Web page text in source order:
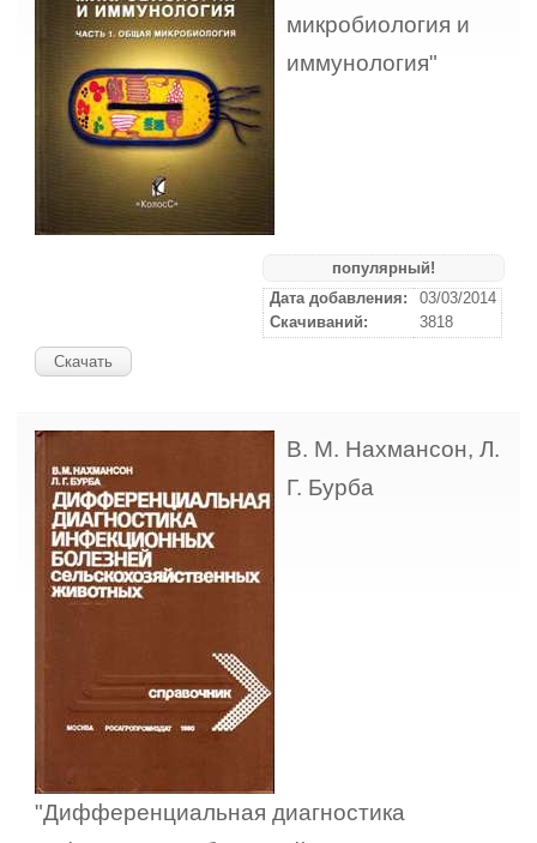
микробиология и
иммунология"
популярный!
Дата добавления:
03/03/2014
Скачиваний:
3818
Скачать
В. М. Нахмансон, Л.
Г. Бурба
"Дифференциальная диагностика